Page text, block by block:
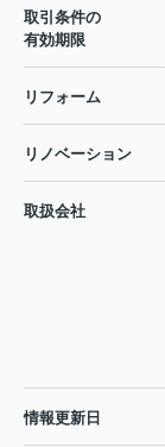
取引条件の
有効期限
リフォーム
リノベーション
取扱会社
情報更新日